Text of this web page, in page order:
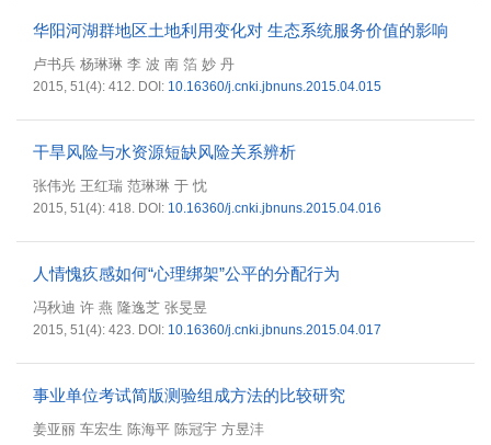
华阳河湖群地区土地利用变化对 生态系统服务价值的影响
卢书兵 杨琳琳 李 波 南 箔 妙 丹
2015, 51(4): 412. DOI: 10.16360/j.cnki.jbnuns.2015.04.015
干旱风险与水资源短缺风险关系辨析
张伟光 王红瑞 范琳琳 于 忱
2015, 51(4): 418. DOI: 10.16360/j.cnki.jbnuns.2015.04.016
人情愧疚感如何“心理绑架”公平的分配行为
冯秋迪 许 燕 隆逸芝 张旻昱
2015, 51(4): 423. DOI: 10.16360/j.cnki.jbnuns.2015.04.017
事业单位考试简版测验组成方法的比较研究
姜亚丽 车宏生 陈海平 陈冠宇 方昱沣